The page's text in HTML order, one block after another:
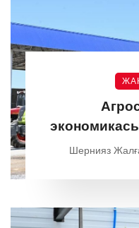
Шернияз